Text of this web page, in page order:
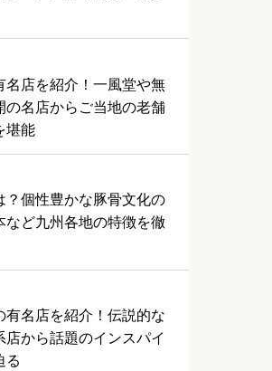
名店を紹介！一風堂や無
の名店からご当地の老舗
堪能
？個性豊かな豚骨文化の
など九州各地の特徴を徹
有名店を紹介！伝説的な
店から話題のインスパイ
る